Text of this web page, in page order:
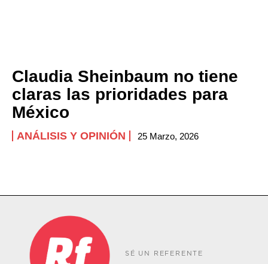
Claudia Sheinbaum no tiene
claras las prioridades para
México
ANÁLISIS Y OPINIÓN 25 Marzo, 2026
SÉ UN REFERENTE